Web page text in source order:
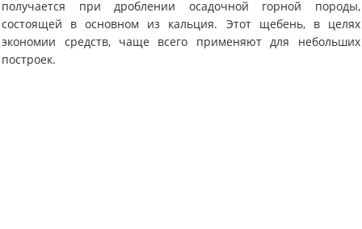
получается при дроблении осадочной горной породы,
состоящей в основном из кальция. Этот щебень, в целях
экономии средств, чаще всего применяют для небольших
построек.